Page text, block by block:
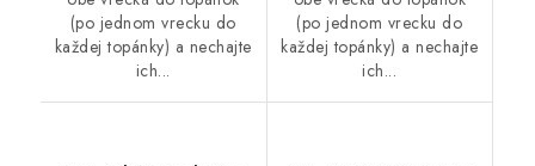
(po jednom vrecku do
každej topánky) a nechajte
ich...
(po jednom vrecku do
každej topánky) a nechajte
ich...